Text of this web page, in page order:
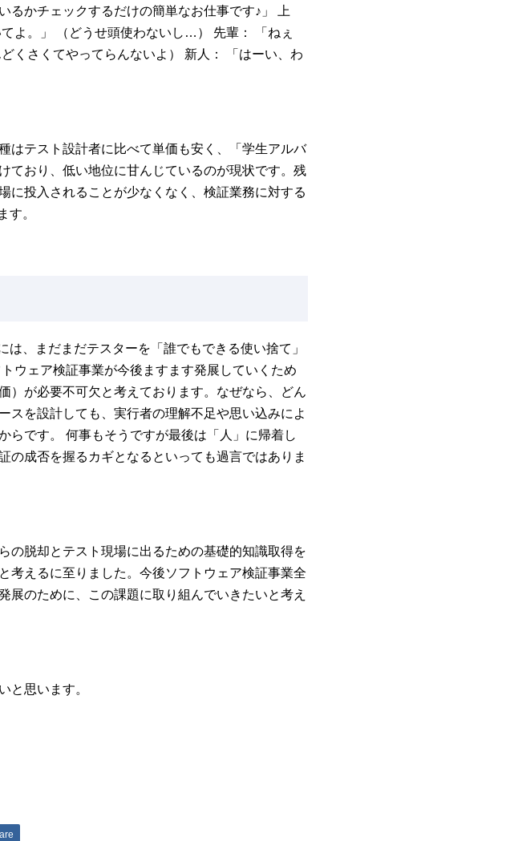
るかチェックするだけの簡単なお仕事です♪」 上
よ。」 （どうせ頭使わないし…） 先輩： 「ねぇ
くさくてやってらんないよ） 新人： 「はーい、わ
はテスト設計者に比べて単価も安く、「学生アルバ
ており、低い地位に甘んじているのが現状です。残
に投入されることが少なくなく、検証業務に対する
す。
、まだまだテスターを「誰でもできる使い捨て」
ウェア検証事業が今後ますます発展していくため
）が必要不可欠と考えております。なぜなら、どん
スを設計しても、実行者の理解不足や思い込みによ
らです。 何事もそうですが最後は「人」に帰着し
の成否を握るカギとなるといっても過言ではありま
の脱却とテスト現場に出るための基礎的知識取得を
考えるに至りました。今後ソフトウェア検証事業全
のために、この課題に取り組んでいきたいと考え
と思います。